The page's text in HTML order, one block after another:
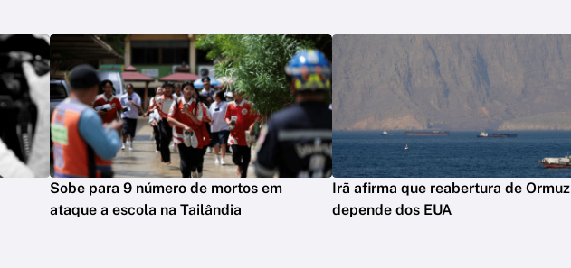
Sobe para 9 número de mortos em
ataque a escola na Tailândia
Irã afirma que reabertura de Ormuz
depende dos EUA